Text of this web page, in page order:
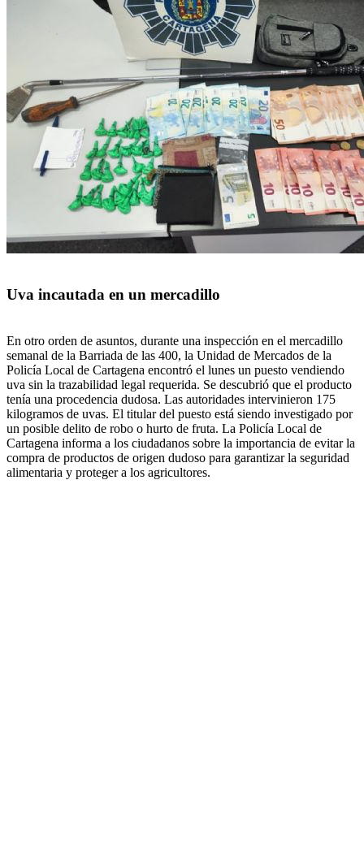
Uva incautada en un mercadillo
En otro orden de asuntos, durante una inspección en el mercadillo
semanal de la Barriada de las 400, la Unidad de Mercados de la
Policía Local de Cartagena encontró el lunes un puesto vendiendo
uva sin la trazabilidad legal requerida. Se descubrió que el producto
tenía una procedencia dudosa. Las autoridades intervinieron 175
kilogramos de uvas. El titular del puesto está siendo investigado por
un posible delito de robo o hurto de fruta. La Policía Local de
Cartagena informa a los ciudadanos sobre la importancia de evitar la
compra de productos de origen dudoso para garantizar la seguridad
alimentaria y proteger a los agricultores.